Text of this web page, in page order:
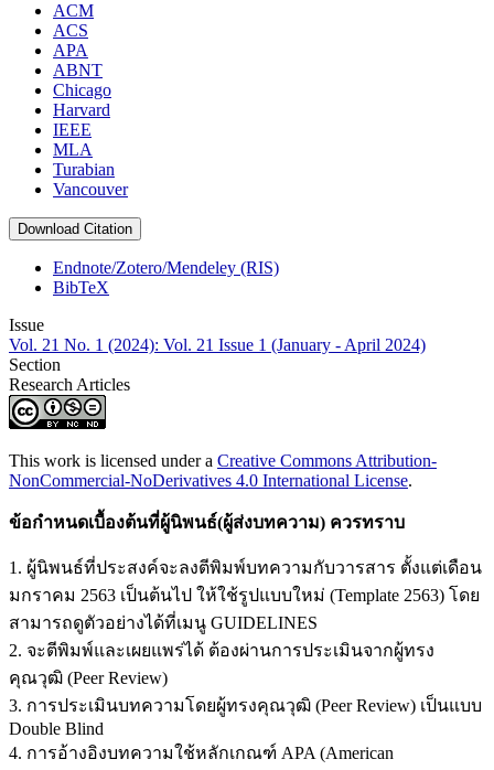
ACM
ACS
APA
ABNT
Chicago
Harvard
IEEE
MLA
Turabian
Vancouver
Download Citation
Endnote/Zotero/Mendeley (RIS)
BibTeX
Issue
Vol. 21 No. 1 (2024): Vol. 21 Issue 1 (January - April 2024)
Section
Research Articles
This work is licensed under a Creative Commons Attribution-
NonCommercial-NoDerivatives 4.0 International License.
ข้อกำหนดเบื้องต้นที่ผู้นิพนธ์(ผู้ส่งบทความ) ควรทราบ
1. ผู้นิพนธ์ที่ประสงค์จะลงตีพิมพ์บทความกับวารสาร ตั้งแต่เดือน
มกราคม 2563 เป็นต้นไป ให้ใช้รูปแบบใหม่ (Template 2563) โดย
สามารถดูตัวอย่างได้ที่เมนู GUIDELINES
2. จะตีพิมพ์และเผยแพร่ได้ ต้องผ่านการประเมินจากผู้ทรง
คุณวุฒิ (Peer Review)
3. การประเมินบทความโดยผู้ทรงคุณวุฒิ (Peer Review) เป็นแบบ
Double Blind
4. การอ้างอิงบทความใช้หลักเกณฑ์ APA (American